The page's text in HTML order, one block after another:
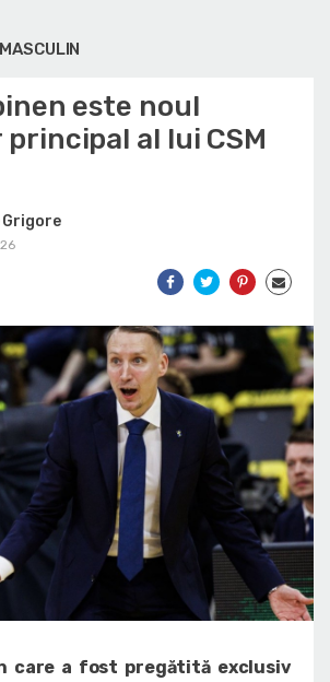
este noul
al lui CSM
Grigore
care a fost pregătită exclusiv